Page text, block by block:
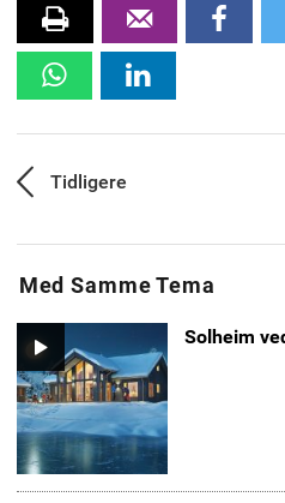
skrive Tips
WhatsAppLinkedin
Tidligere
artikkel:
Med Samme Tema
Solheim
Video